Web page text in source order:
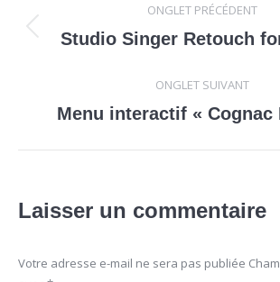
de
commentaire
ONGLET PRÉCÉDENT
Onglet
Studio Singer Retouch
ONGLET SUIVANT
Onglet
Menu interactif « Cognac
Laisser un commentaire
Votre adresse e-mail ne sera pas publiée